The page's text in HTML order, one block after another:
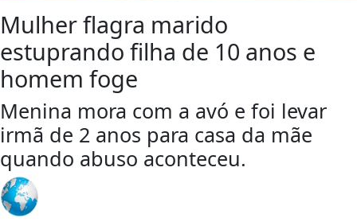
Mulher flagra marido
estuprando filha de 10 anos e
homem foge
Menina mora com a avó e foi levar
irmã de 2 anos para casa da mãe
quando abuso aconteceu.